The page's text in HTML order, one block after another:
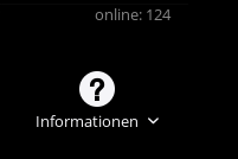
Informationen
online: 124